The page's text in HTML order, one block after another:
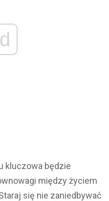
kluczowa będzie
między życiem
się nie zaniedbywać